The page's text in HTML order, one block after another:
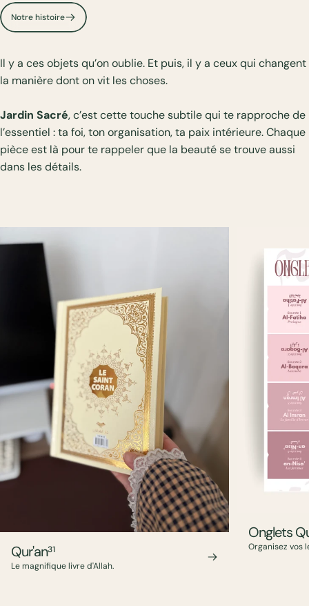
Notre histoire
Il y a ces objets qu’on oublie. Et puis, il y a ceux qui changent
la manière dont on vit les choses.
Jardin Sacré, c’est cette touche subtile qui te rapproche de
l’essentiel : ta foi, ton organisation, ta paix intérieure. Chaque
pièce est là pour te rappeler que la beauté se trouve aussi
dans les détails.
Qur'an31
Le magnifique livre d'Allah.
Onglets
Organisez vos